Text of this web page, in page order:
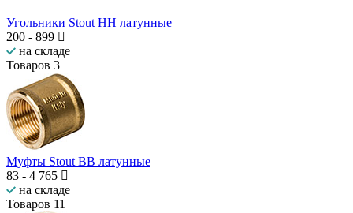
Угольники Stout НН латунные
200 - 899
на складе
Товаров 3
Муфты Stout BB латунные
83 - 4 765
на складе
Товаров 11